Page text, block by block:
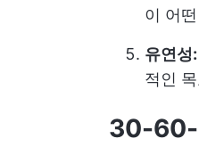
이 어
유연성:
적인
30-60-